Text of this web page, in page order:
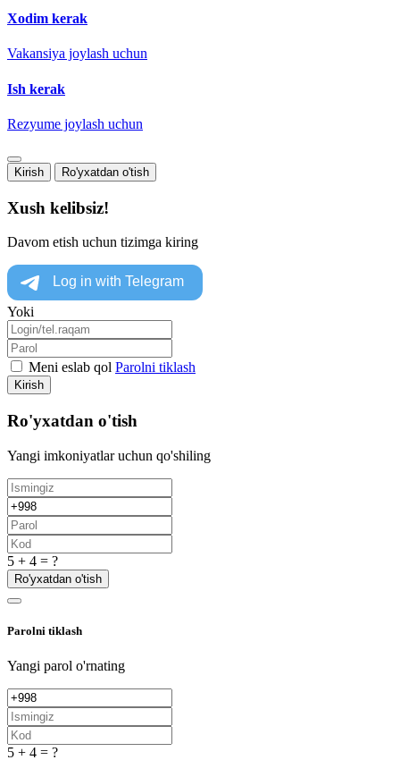
Xodim kerak
Vakansiya joylash uchun
Ish kerak
Rezyume joylash uchun
Kirish Ro'yxatdan o'tish
Xush kelibsiz!
Davom etish uchun tizimga kiring
Yoki
Meni eslab qol Parolni tiklash
Kirish
Ro'yxatdan o'tish
Yangi imkoniyatlar uchun qo'shiling
5 + 4 = ?
Ro'yxatdan o'tish
Parolni tiklash
Yangi parol o'rnating
5 + 4 = ?